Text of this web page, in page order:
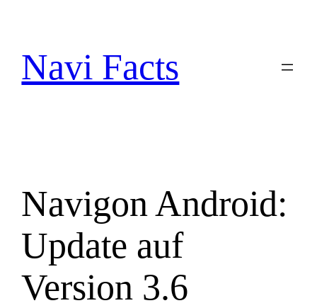
springen
Navi Facts
Navigon Android:
Update auf
Version 3.6